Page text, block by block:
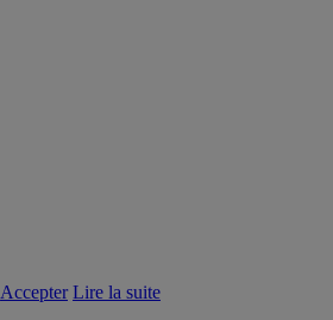
Accepter Lire la suite